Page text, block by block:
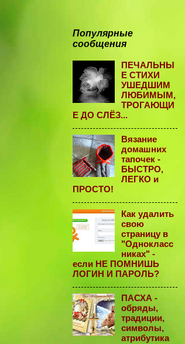
Популярные
сообщения
ПЕЧАЛЬНЫ
Е СТИХИ
УШЕДШИМ
ЛЮБИМЫМ,
ТРОГАЮЩИ
Е ДО СЛЁЗ...
Вязание
домашних
тапочек -
БЫСТРО,
ЛЕГКО и
ПРОСТО!
Как удалить
свою
страницу в
"Однокласс
никах" -
если НЕ ПОМНИШЬ
ЛОГИН И ПАРОЛЬ?
ПАСХА -
обряды,
традиции,
символы,
атрибутика